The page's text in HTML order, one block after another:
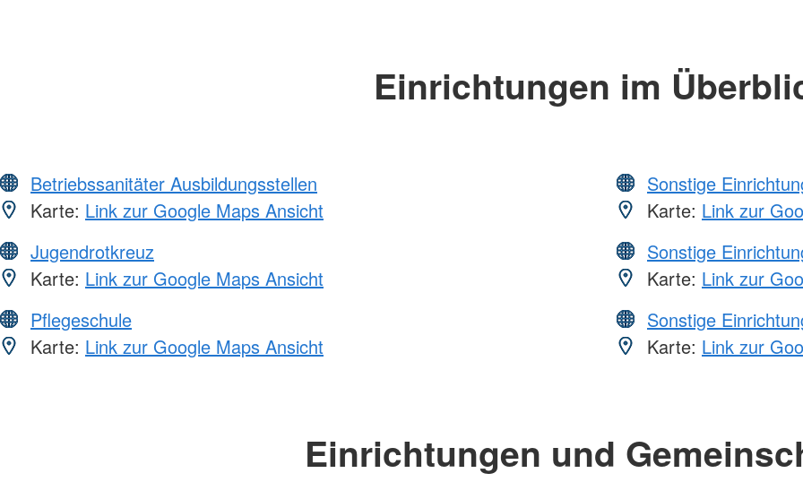
Einrichtungen im
Betriebssanitäter Ausbildungsstellen
Karte: Link zur Google Maps Ansicht
Jugendrotkreuz
Karte: Link zur Google Maps Ansicht
Pflegeschule
Karte: Link zur Google Maps Ansicht
Sonstige
Karte: Link zur
Sonstige
Karte: Link zur
Sonstige
Karte: Link zur
Einrichtungen und